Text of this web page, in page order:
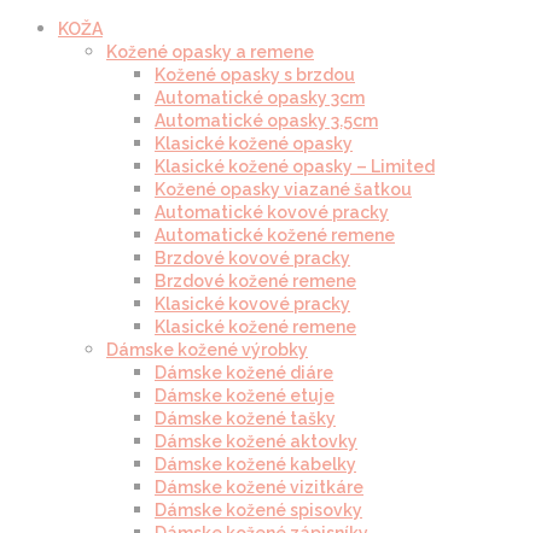
KOŽA
Kožené opasky a remene
Kožené opasky s brzdou
Automatické opasky 3cm
Automatické opasky 3.5cm
Klasické kožené opasky
Klasické kožené opasky – Limited
Kožené opasky viazané šatkou
Automatické kovové pracky
Automatické kožené remene
Brzdové kovové pracky
Brzdové kožené remene
Klasické kovové pracky
Klasické kožené remene
Dámske kožené výrobky
Dámske kožené diáre
Dámske kožené etuje
Dámske kožené tašky
Dámske kožené aktovky
Dámske kožené kabelky
Dámske kožené vizitkáre
Dámske kožené spisovky